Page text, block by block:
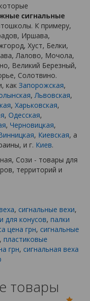
сигнальные
К примеру,
Иршава,
Хуст, Белки,
Лалово, Мочола,
Великий Березный,
Солотвино.
как Запорожская,
,Львовская,
, Харьковская,
, Одесская,
, Черновицкая,
, Киевская, а
и г. Киев.
Сози - товары для
территорий и
, сигнальные вехи,
для конусов, палки
цена грн, сигнальные
, пластиковые
грн, сигнальная веха
товары